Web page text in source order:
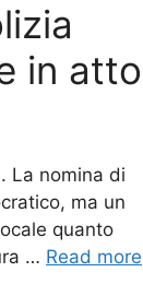
in atto
La nomina di
ma un
quanto
… Read more